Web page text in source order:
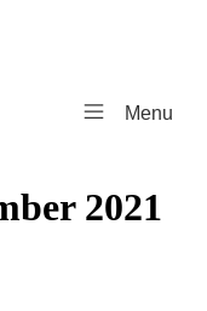
Menu
2021